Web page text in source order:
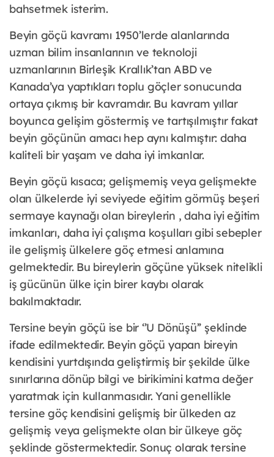
bahsetmek isterim.
Beyin göçü kavramı 1950’lerde alanlarında
uzman bilim insanlarının ve teknoloji
uzmanlarının Birleşik Krallık’tan ABD ve
Kanada’ya yaptıkları toplu göçler sonucunda
ortaya çıkmış bir kavramdır. Bu kavram yıllar
boyunca gelişim göstermiş ve tartışılmıştır fakat
beyin göçünün amacı hep aynı kalmıştır: daha
kaliteli bir yaşam ve daha iyi imkanlar.
Beyin göçü kısaca; gelişmemiş veya gelişmekte
olan ülkelerde iyi seviyede eğitim görmüş beşeri
sermaye kaynağı olan bireylerin , daha iyi eğitim
imkanları, daha iyi çalışma koşulları gibi sebepler
ile gelişmiş ülkelere göç etmesi anlamına
gelmektedir. Bu bireylerin göçüne yüksek nitelikli
iş gücünün ülke için birer kaybı olarak
bakılmaktadır.
Tersine beyin göçü ise bir ‘’U Dönüşü’’ şeklinde
ifade edilmektedir. Beyin göçü yapan bireyin
kendisini yurtdışında geliştirmiş bir şekilde ülke
sınırlarına dönüp bilgi ve birikimini katma değer
yaratmak için kullanmasıdır. Yani genellikle
tersine göç kendisini gelişmiş bir ülkeden az
gelişmiş veya gelişmekte olan bir ülkeye göç
şeklinde göstermektedir. Sonuç olarak tersine